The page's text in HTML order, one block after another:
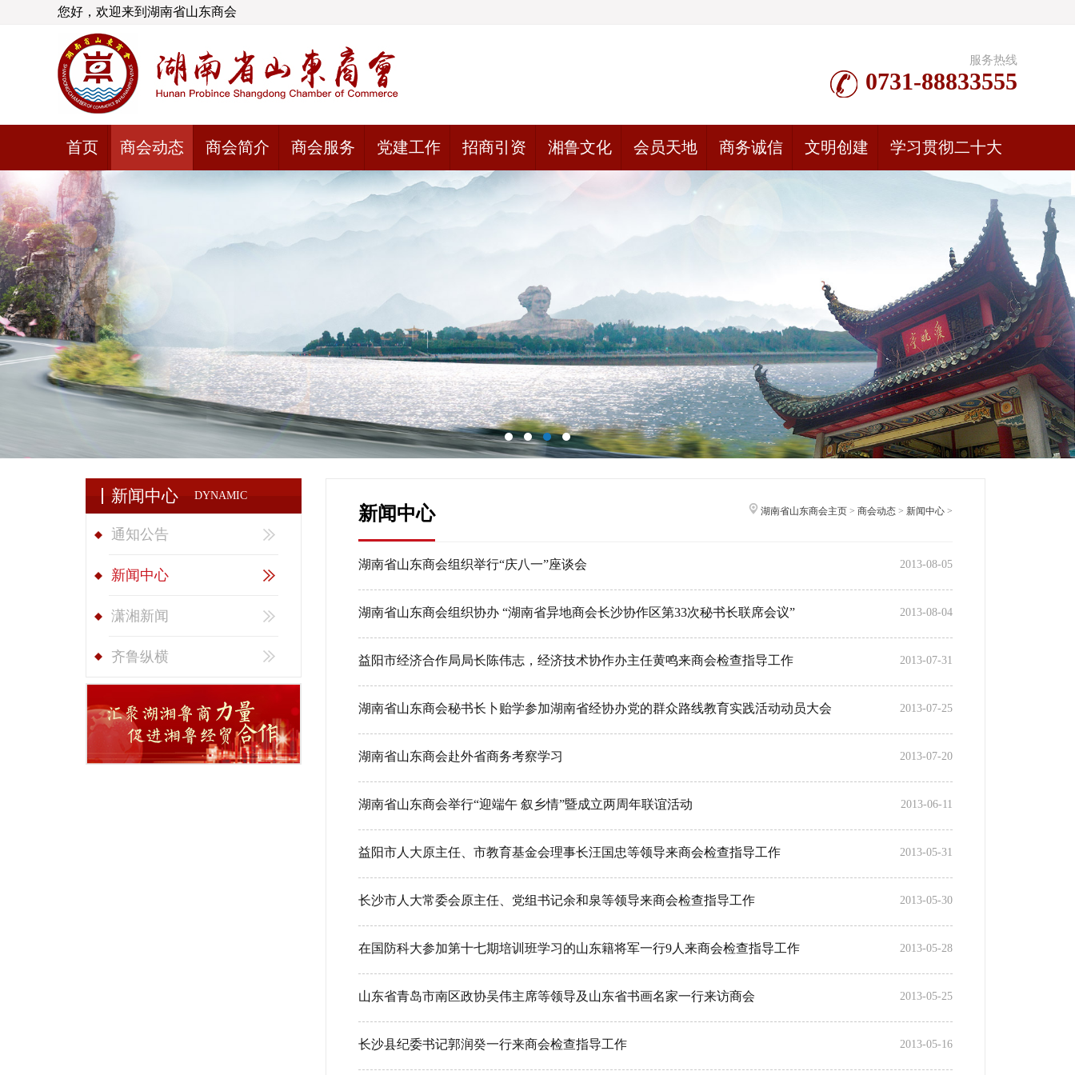
您好，欢迎来到湖南省山东商会
服务热线
0731-88833555
首页 商会动态 商会简介 商会服务 党建工作 招商引资 湘鲁文化 会员天地 商务诚信 文明创建 学习贯彻二十大
新闻中心 DYNAMIC
通知公告
新闻中心
潇湘新闻
齐鲁纵横
新闻中心 湖南省山东商会主页 > 商会动态 > 新闻中心 >
湖南省山东商会组织举行“庆八一”座谈会 2013-08-05
湖南省山东商会组织协办 “湖南省异地商会长沙协作区第33次秘书长联席会议” 2013-08-04
益阳市经济合作局局长陈伟志，经济技术协作办主任黄鸣来商会检查指导工作 2013-07-31
湖南省山东商会秘书长卜贻学参加湖南省经协办党的群众路线教育实践活动动员大会 2013-07-25
湖南省山东商会赴外省商务考察学习 2013-07-20
湖南省山东商会举行“迎端午 叙乡情”暨成立两周年联谊活动 2013-06-11
益阳市人大原主任、市教育基金会理事长汪国忠等领导来商会检查指导工作 2013-05-31
长沙市人大常委会原主任、党组书记余和泉等领导来商会检查指导工作 2013-05-30
在国防科大参加第十七期培训班学习的山东籍将军一行9人来商会检查指导工作 2013-05-28
山东省青岛市南区政协吴伟主席等领导及山东省书画名家一行来访商会 2013-05-25
长沙县纪委书记郭润癸一行来商会检查指导工作 2013-05-16